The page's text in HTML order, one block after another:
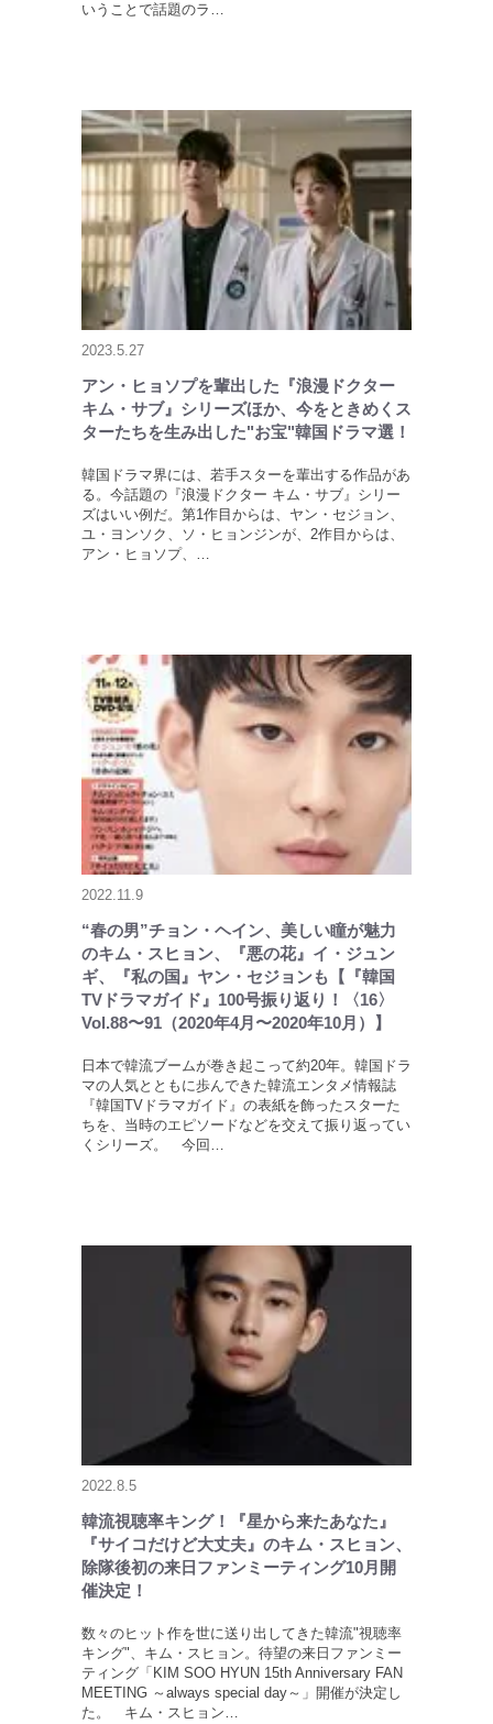
いうことで話題のラ…
2023.5.27
アン・ヒョソプを輩出した『浪漫ドクター
キム・サブ』シリーズほか、今をときめくス
ターたちを生み出した"お宝"韓国ドラマ選！
韓国ドラマ界には、若手スターを輩出する作品があ
る。今話題の『浪漫ドクター キム・サブ』シリー
ズはいい例だ。第1作目からは、ヤン・セジョン、
ユ・ヨンソク、ソ・ヒョンジンが、2作目からは、
アン・ヒョソプ、…
2022.11.9
“春の男”チョン・ヘイン、美しい瞳が魅力
のキム・スヒョン、『悪の花』イ・ジュン
ギ、『私の国』ヤン・セジョンも【『韓国
TVドラマガイド』100号振り返り！〈16〉
Vol.88〜91（2020年4月〜2020年10月）】
日本で韓流ブームが巻き起こって約20年。韓国ドラ
マの人気とともに歩んできた韓流エンタメ情報誌
『韓国TVドラマガイド』の表紙を飾ったスターた
ちを、当時のエピソードなどを交えて振り返ってい
くシリーズ。 今回…
2022.8.5
韓流視聴率キング！『星から来たあなた』
『サイコだけど大丈夫』のキム・スヒョン、
除隊後初の来日ファンミーティング10月開
催決定！
数々のヒット作を世に送り出してきた韓流"視聴率
キング"、キム・スヒョン。待望の来日ファンミー
ティング「KIM SOO HYUN 15th Anniversary FAN
MEETING ～always special day～」開催が決定し
た。 キム・スヒョン…